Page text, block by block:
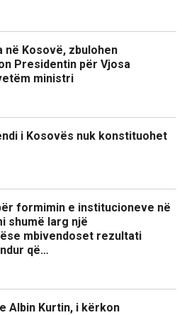
në Kosovë, zbulohen
Presidentin për Vjosa
ministri
i Kosovës nuk konstituohet
formimin e institucioneve në
shumë larg një
mbivendoset rezultati
që…
Albin Kurtin, i kërkon